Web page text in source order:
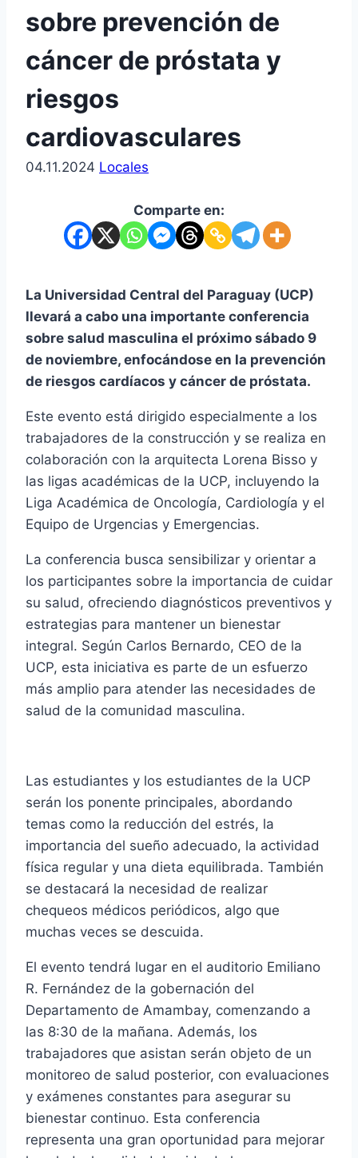
sobre prevención de
cáncer de próstata y
riesgos
cardiovasculares
04.11.2024 Locales
Comparte en:
La Universidad Central del Paraguay (UCP)
llevará a cabo una importante conferencia
sobre salud masculina el próximo sábado 9
de noviembre, enfocándose en la prevención
de riesgos cardíacos y cáncer de próstata.
Este evento está dirigido especialmente a los
trabajadores de la construcción y se realiza en
colaboración con la arquitecta Lorena Bisso y
las ligas académicas de la UCP, incluyendo la
Liga Académica de Oncología, Cardiología y el
Equipo de Urgencias y Emergencias.
La conferencia busca sensibilizar y orientar a
los participantes sobre la importancia de cuidar
su salud, ofreciendo diagnósticos preventivos y
estrategias para mantener un bienestar
integral. Según Carlos Bernardo, CEO de la
UCP, esta iniciativa es parte de un esfuerzo
más amplio para atender las necesidades de
salud de la comunidad masculina.
Las estudiantes y los estudiantes de la UCP
serán los ponente principales, abordando
temas como la reducción del estrés, la
importancia del sueño adecuado, la actividad
física regular y una dieta equilibrada. También
se destacará la necesidad de realizar
chequeos médicos periódicos, algo que
muchas veces se descuida.
El evento tendrá lugar en el auditorio Emiliano
R. Fernández de la gobernación del
Departamento de Amambay, comenzando a
las 8:30 de la mañana. Además, los
trabajadores que asistan serán objeto de un
monitoreo de salud posterior, con evaluaciones
y exámenes constantes para asegurar su
bienestar continuo. Esta conferencia
representa una gran oportunidad para mejorar